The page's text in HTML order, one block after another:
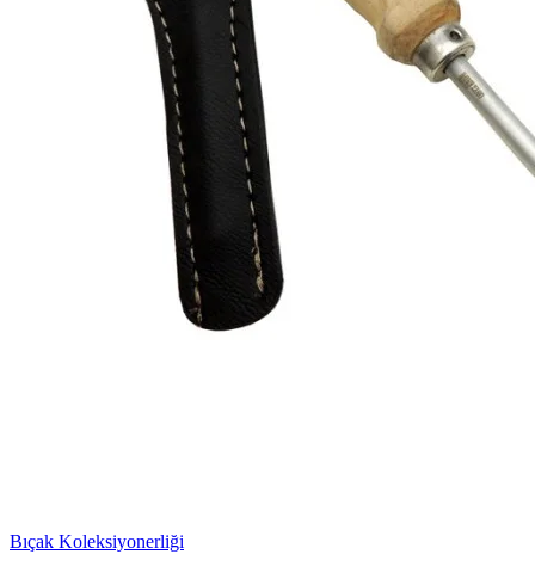
Bıçak Koleksiyonerliği